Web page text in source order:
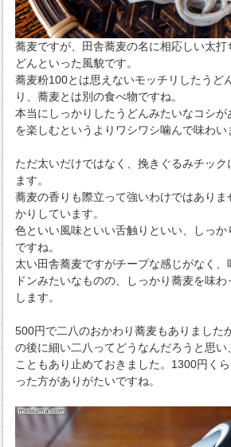
蕎麦ですが、田舎蕎麦の名に相応しい太打
どんといった風貌です。
蕎麦粉100とは思えないモッチリしたうど
り、蕎麦とは別の食べ物ですね。
本当にしっかりしたうどんみたいなコシが
を楽しむというよりワシワシ噛んで味わい
ただ太いだけではなく、挽きぐるみチック
ます。
蕎麦の香りも際立って強いわけではありま
かりしています。
色といい風味といい舌触りといい、しっ
ですね。
太い田舎蕎麦ですがチープな感じがなく、
ドンみたいなものの、しっかり蕎麦を味
します。
500円で二八のおかわり蕎麦もありました
の後に細い二八ってどうなんだろうと思い
こともあり止めておきました。1300円く
った方がありがたいですね。